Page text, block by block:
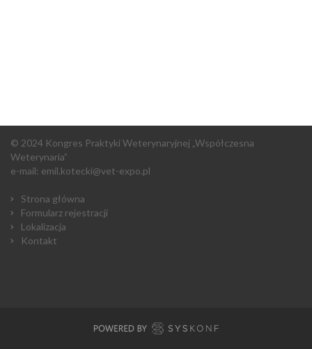
© 2024 Kongres Praktyki Weterynaryjnej „Współczesna
Weterynaria”
e-mail: emil.kotecki@vet-expo.pl
Strona główna
Formularz rejestracji
Lokalizacja
Kontakt